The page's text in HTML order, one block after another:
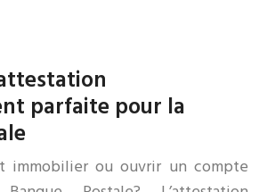
parfaite pour la
immobilier ou ouvrir un compte